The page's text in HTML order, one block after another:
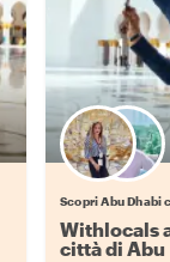
Scopri Abu Dhabi
Withlocals
città di Abu